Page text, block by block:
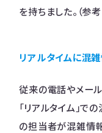
を持ちました。（参考
リアルタイムに混
従来の電話やメー
「リアルタイム」で
の担当者が混雑情